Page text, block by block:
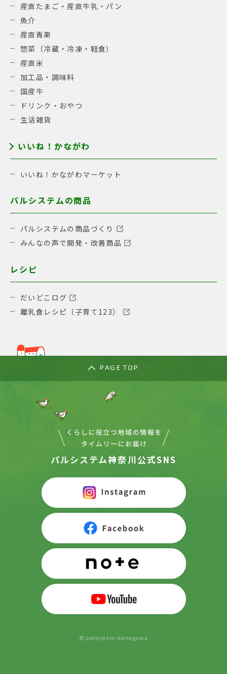
産直たまご・産直牛乳・パン
魚介
産直青果
惣菜（冷蔵・冷凍・軽食）
産直米
加工品・調味料
国産牛
ドリンク・おやつ
生活雑貨
いいね！かながわ
いいね！かながわマーケット
パルシステムの商品
パルシステムの商品づくり
みんなの声で開発・改善商品
レシピ
だいどこログ
離乳食レシピ（子育て123）
PAGE TOP
パルシステム神奈川公式SNS
© palsystem-kanagawa